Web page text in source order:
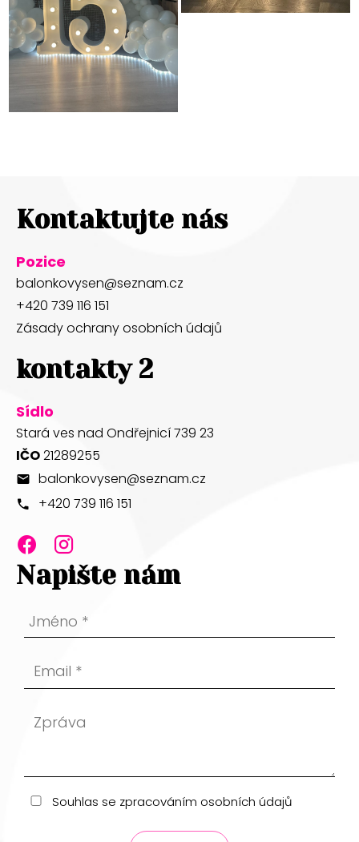
Kontaktujte nás
Pozice
balonkovysen@seznam.cz
+420 739 116 151
Zásady ochrany osobních údajů
kontakty 2
Sídlo
Stará ves nad Ondřejnicí 739 23
IČO21289255
balonkovysen@seznam.cz
+420 739 116 151
Napište nám
Souhlas se zpracováním osobních údajů